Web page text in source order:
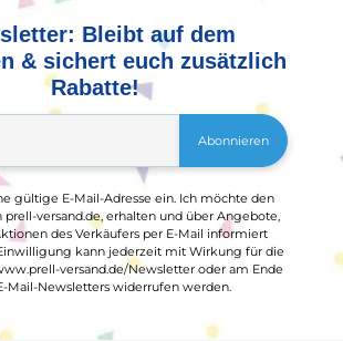
Bleibt auf dem
& sichert euch zusätzlich
Rabatte!
Abonnieren
gültige E-Mail-Adresse ein. Ich möchte den
prell-versand.de, erhalten und über Angebote,
des Verkäufers per E-Mail informiert
kann jederzeit mit Wirkung für die
versand.de/Newsletter oder am Ende
Mail-Newsletters widerrufen werden.